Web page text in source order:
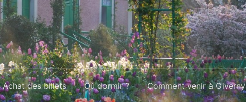
Achat des billets Où dormir ? Comment venir à Giverny